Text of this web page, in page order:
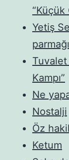
“Küçük
Yetiş
Kampı”
Ne
Nostalji
Öz
Ketum